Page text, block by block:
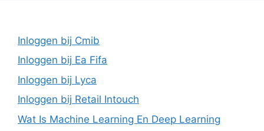
Inloggen bij Cmib
Inloggen bij Ea Fifa
Inloggen bij Lyca
Inloggen bij Retail Intouch
Wat Is Machine Learning En Deep Learning